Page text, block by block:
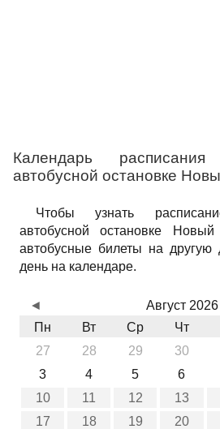
Календарь
автобусной остановке
Чтобы узнать
автобусной остановке
автобусные билеты на другую
день на календаре.
Август 2026
Пн
Вт Ср Чт
27
28 29 30
3
4 5 6
10
11 12 13
17
18 19 20
◄